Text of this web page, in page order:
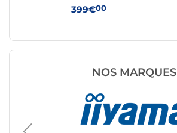
399€00
NOS MARQUES